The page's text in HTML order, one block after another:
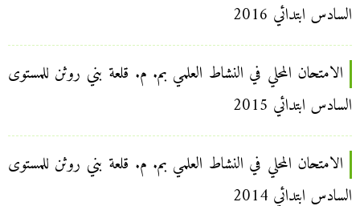
السادس ابتدائي 2016
الامتحان المحلي في النشاط العلمي بم. م. قلعة بني روثن للمستوى
السادس ابتدائي 2015
الامتحان المحلي في النشاط العلمي بم. م. قلعة بني روثن للمستوى
السادس ابتدائي 2014